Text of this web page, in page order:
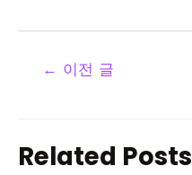
← 이전 글
Related Posts